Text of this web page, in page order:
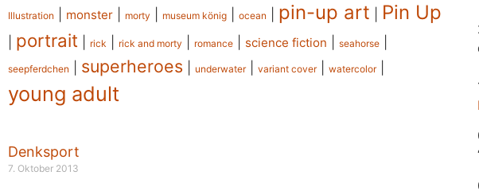
Illustration monster morty museum könig ocean pin-up art Pin Up
portrait rick rick and morty romance science fiction seahorse
seepferdchen superheroes underwater| variant cover| watercolor|
young adult
Denksport
7. Oktober 2013